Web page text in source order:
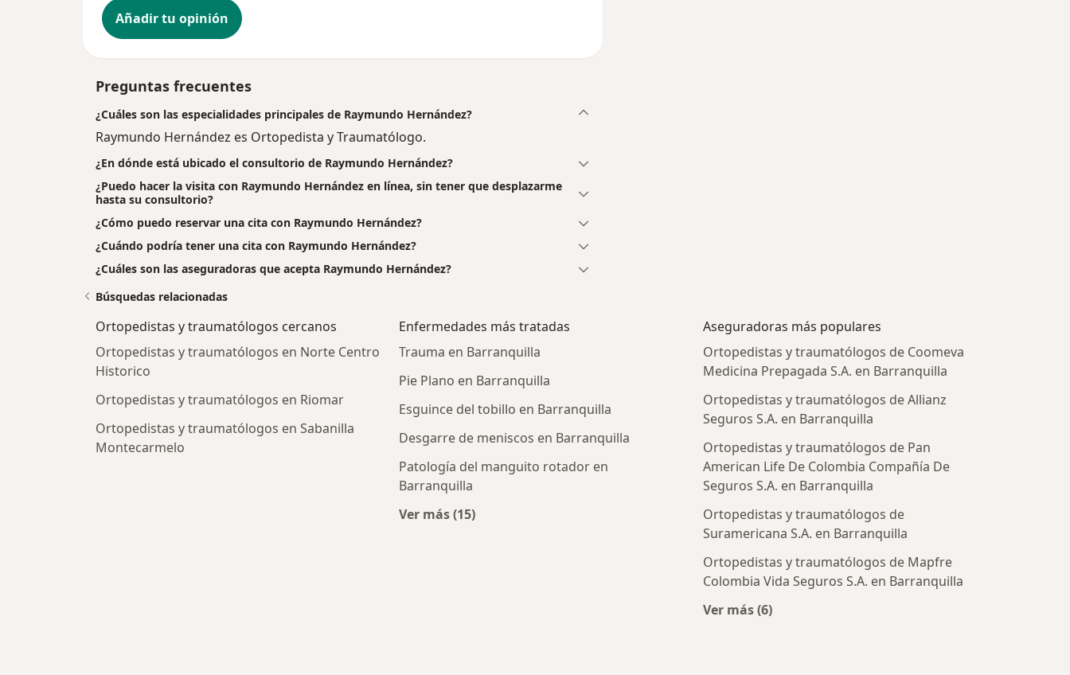
Añadir tu opinión
Preguntas frecuentes
¿Cuáles son las especialidades principales de Raymundo Hernández?
Raymundo Hernández es Ortopedista y Traumatólogo.
¿En dónde está ubicado el consultorio de Raymundo Hernández?
¿Puedo hacer la visita con Raymundo Hernández en línea, sin tener que desplazarme
hasta su consultorio?
¿Cómo puedo reservar una cita con Raymundo Hernández?
¿Cuándo podría tener una cita con Raymundo Hernández?
¿Cuáles son las aseguradoras que acepta Raymundo Hernández?
Búsquedas relacionadas
Ortopedistas y traumatólogos cercanos
Ortopedistas y traumatólogos en Norte Centro
Historico
Ortopedistas y traumatólogos en Riomar
Ortopedistas y traumatólogos en Sabanilla
Montecarmelo
Enfermedades más tratadas
Trauma en Barranquilla
Pie Plano en Barranquilla
Esguince del tobillo en Barranquilla
Desgarre de meniscos en Barranquilla
Patología del manguito rotador en
Barranquilla
Ver más (15)
Más en esta categoría: Enfermedades más tratadas
Aseguradoras más populares
Ortopedistas y traumatólogos de Coomeva
Medicina Prepagada S.A. en Barranquilla
Ortopedistas y traumatólogos de Allianz
Seguros S.A. en Barranquilla
Ortopedistas y traumatólogos de Pan
American Life De Colombia Compañía De
Seguros S.A. en Barranquilla
Ortopedistas y traumatólogos de
Suramericana S.A. en Barranquilla
Ortopedistas y traumatólogos de Mapfre
Colombia Vida Seguros S.A. en Barranquilla
Ver más (6)